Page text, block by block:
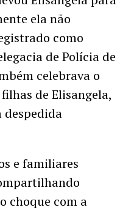
ela não
como
de Polícia de
celebrava o
de Elisangela,
despedida
e familiares
choque com a